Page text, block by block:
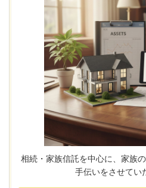
相続・家族信託を中心に、家族
手伝いをさせてい